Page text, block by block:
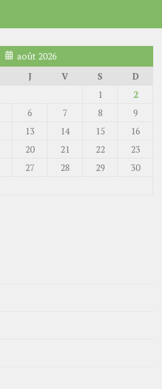
août 2026
J V S
D
1
2
6 7 8
9
13 14 15
16
20 21 22
23
27 28 29
30